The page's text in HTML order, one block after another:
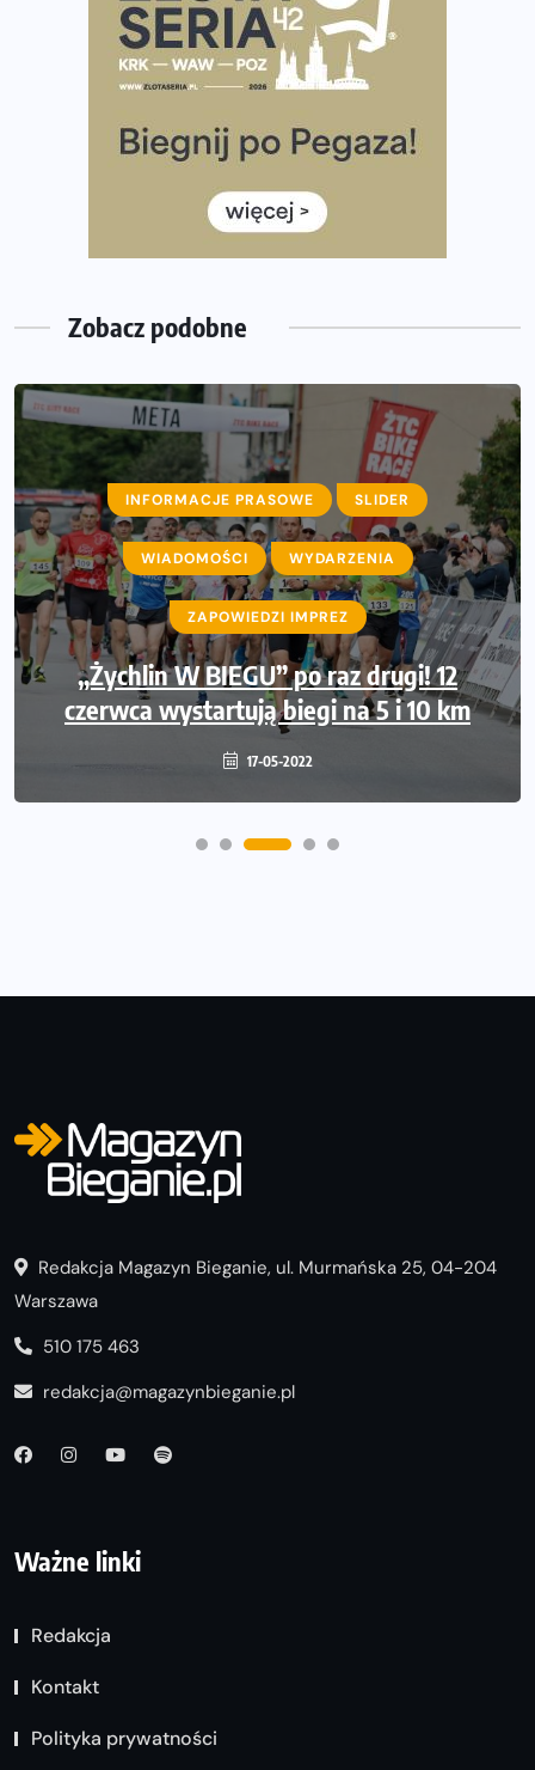
Już w tę sobotę 35. Bieg Powstania Warszawskiego.
Wystartuje rekordowa liczba uczestników
35. Bieg Powstania Warszawskiego – praktyczny
Ile razy w tygodniu biegać? 3 treningi wystarczą? Jak
często biegać, żeby robić postępy
Już w ten weekend! Przed nami Nocny Portowy Maraton
i Półmaraton Szczeciński. Wszystko, co warto wiedzieć
Zobacz podobne
INFORMACJE PRASOWE SLIDER
WIADOMOŚCI WYDARZENIA
ZAPOWIEDZI IMPREZ
„Żychlin W BIEGU” po raz drugi! 12
czerwca wystartują biegi na 5 i 10 km
17-05-2022
AKTUALNOŚCI INFORMACJE PRASOWE
WIADOMOŚCI WYDARZENIA
Międzynarodowe gwiazdy lekkiej atletyki
na Poznań Athletics Grand Prix!
09-05-2022
Redakcja Magazyn Bieganie, ul. Murmańska 25, 04-204
Warszawa
510 175 463
redakcja@magazynbieganie.pl
Ważne linki
Redakcja
Kontakt
Polityka prywatności